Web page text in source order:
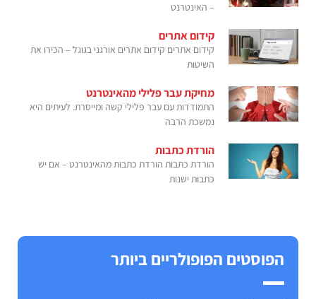
– האינטרנט
קידום אתרים
קידום אתרים קידום אתרים אורגני בגוגל – הכירו את
השיטות
מחיקת עבר פלילי מהאינטרנט
התמודדות עם עבר פלילי קשה ומייסרת. לעיתים היא
נמשכת הרבה
הורדת כתבות
הורדת כתבות הורדת כתבות מהאינטרנט – אם יש
כתבות ישנות
הפוסטים הפופולריים ביותר